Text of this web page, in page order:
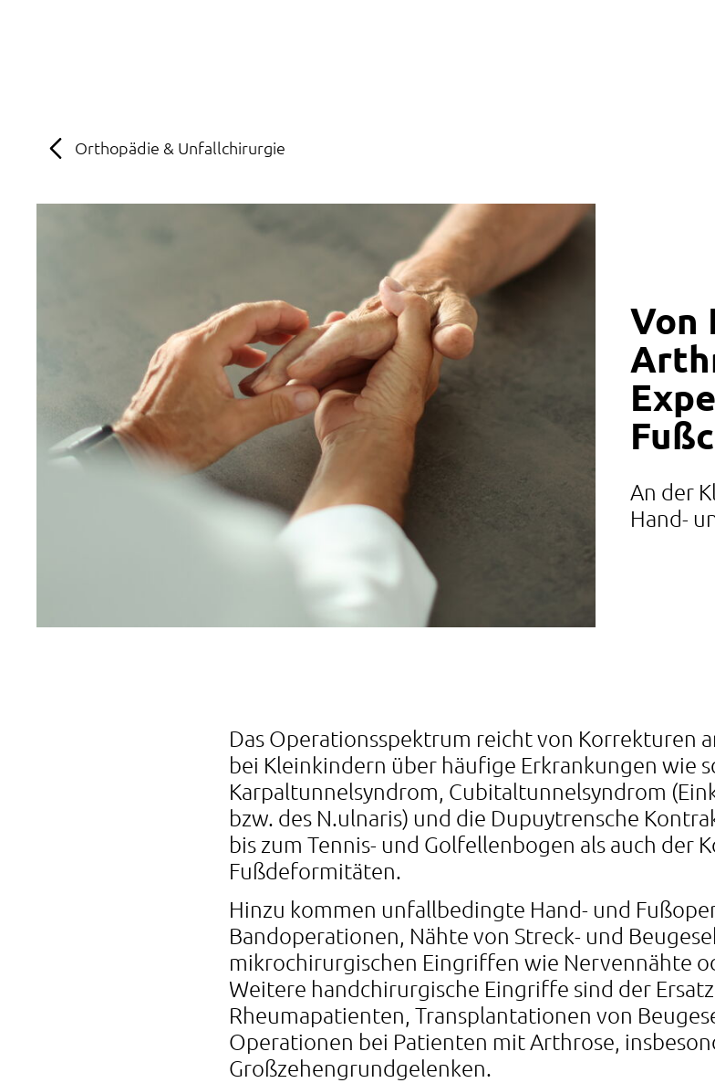
Orthopädie & Unfallchirurgie
Von
An der
Hand-
Das Operationsspektrum reicht von Korrekturen
bei Kleinkindern über häufige Erkrankungen wie
Karpaltunnelsyndrom, Cubitaltunnelsyndrom
bzw. des N.ulnaris) und die Dupuytrensche
bis zum Tennis- und Golfellenbogen als auch der
Fußdeformitäten.
Hinzu kommen unfallbedingte Hand- und
Bandoperationen, Nähte von Streck- und
mikrochirurgischen Eingriffen wie Nervennähte
Weitere handchirurgische Eingriffe sind der
Rheumapatienten, Transplantationen von
Operationen bei Patienten mit Arthrose,
Großzehengrundgelenken.